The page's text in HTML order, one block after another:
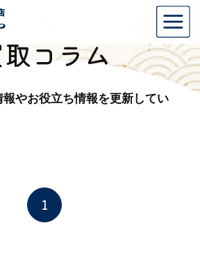
コラム
やお役立ち情報を更新してい
1